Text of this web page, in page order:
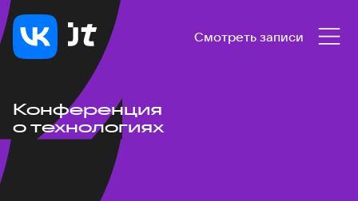
Смотреть записи
Конференция
о технологиях